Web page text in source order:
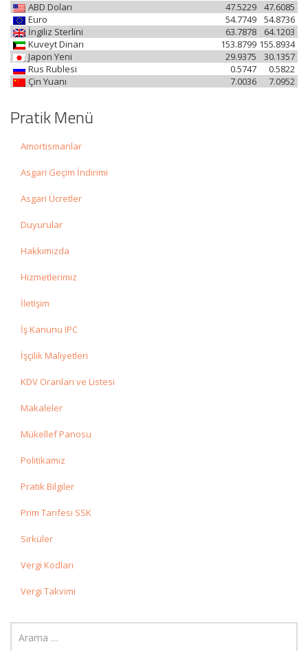
ABD Doları 47.6085
47.5229
Euro
54.8736
54.7749
İngiliz Sterlini
64.1203
63.7878
Kuveyt Dinarı
155.8934
153.8799
Japon Yeni
30.1357
29.9375
Rus Rublesi
0.5822
0.5747
Çin Yuanı
7.0952
7.0036
Pratik Menü
Amortismanlar
Asgari Geçim İndirimi
Asgari Ücretler
Duyurular
Hakkımızda
Hizmetlerimiz
İletişim
İş Kanunu IPC
İşçilik Maliyetleri
KDV Oranları ve Listesi
Makaleler
Mükellef Panosu
Politikamız
Pratik Bilgiler
Prim Tarifesi SSK
Sirküler
Vergi Kodları
Vergi Takvimi